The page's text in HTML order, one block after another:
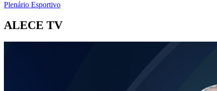
Plenário Esportivo
ALECE TV